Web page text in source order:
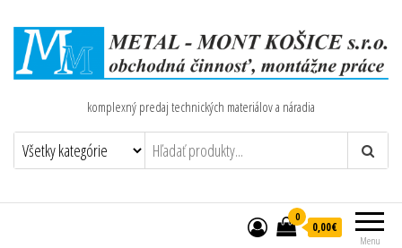
komplexný predaj technických materiálov a náradia
Menu
0
0,00€